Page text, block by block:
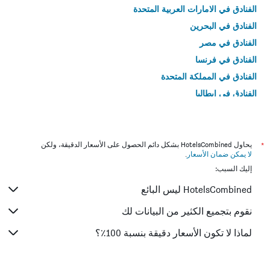
الفنادق في الامارات العربية المتحدة
الفنادق في البحرين
الفنادق في مصر
الفنادق في فرنسا
الفنادق في المملكة المتحدة
الفنادق في إيطاليا
*
يحاول HotelsCombined بشكل دائم الحصول على الأسعار الدقيقة، ولكن
لا يمكن ضمان الأسعار .
إليك السبب:
HotelsCombined ليس البائع
نقوم بتجميع الكثير من البيانات لك
لماذا لا تكون الأسعار دقيقة بنسبة 100٪؟